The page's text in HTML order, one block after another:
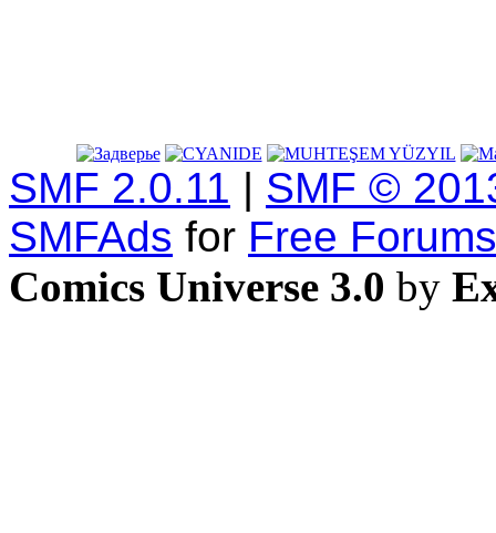
SMF 2.0.11 | SMF ©
SMFAds for Free Forums
Comics Universe 3.0 by